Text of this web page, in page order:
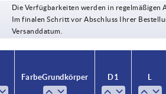
40
50
Die Verfügbarkeiten werden in regelmäßigen
Im finalen Schritt vor Abschluss Ihrer
Versanddatum.
Farbe Grundkörper D1 L